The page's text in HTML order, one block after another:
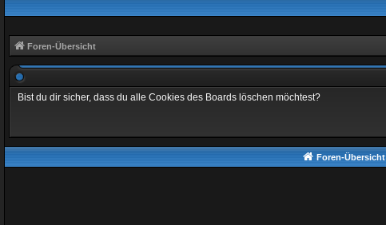
Foren-Übersicht
Bist du dir sicher, dass du alle Cookies des Boards löschen möchtest?
Foren-Übersicht